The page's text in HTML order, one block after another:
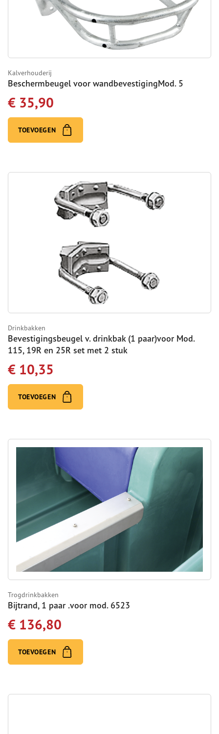
Kalverhouderij
Beschermbeugel voor wandbevestigingMod. 5
€ 35,90
TOEVOEGEN
Drinkbakken
Bevestigingsbeugel v. drinkbak (1 paar)voor Mod.
115, 19R en 25R set met 2 stuk
€ 10,35
TOEVOEGEN
Trogdrinkbakken
Bijtrand, 1 paar .voor mod. 6523
€ 136,80
TOEVOEGEN